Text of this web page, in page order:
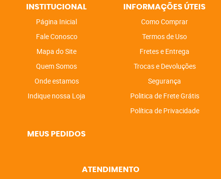
INSTITUCIONAL
Página Inicial
Fale Conosco
Mapa do Site
Quem Somos
Onde estamos
Indique nossa Loja
INFORMAÇÕES ÚTEIS
Como Comprar
Termos de Uso
Fretes e Entrega
Trocas e Devoluções
Segurança
Politica de Frete Grátis
Política de Privacidade
MEUS PEDIDOS
ATENDIMENTO